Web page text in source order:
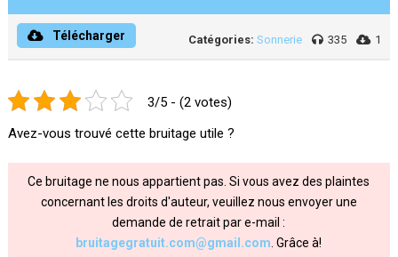
Télécharger Catégories: Sonnerie 335 1
3/5 - (2 votes)
Avez-vous trouvé cette bruitage utile ?
Ce bruitage ne nous appartient pas. Si vous avez des plaintes
concernant les droits d'auteur, veuillez nous envoyer une
demande de retrait par e-mail :
bruitagegratuit.com@gmail.com . Grâce à!